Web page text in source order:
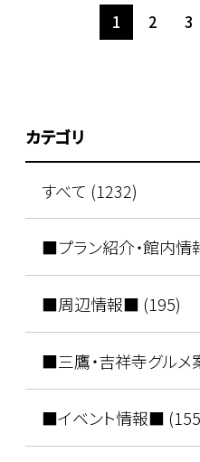
1 2 3
カテゴリ
すべて (1232)
■プラン紹介・館内
■周辺情報■ (195)
■三鷹・吉祥寺グル
■イベント情報■